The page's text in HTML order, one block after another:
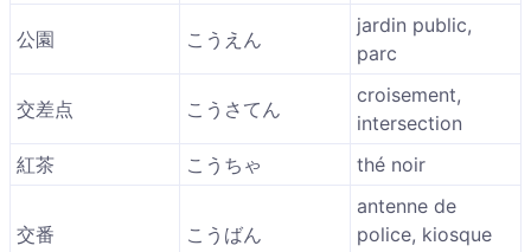
公園 こうえん
jardin public,
parc
交差点 こうさてん
croisement,
intersection
紅茶
こうちゃ thé noir
交番 こうばん
antenne de
police, kiosque